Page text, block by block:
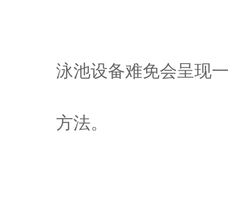
泳池设备难免会呈现
方法。